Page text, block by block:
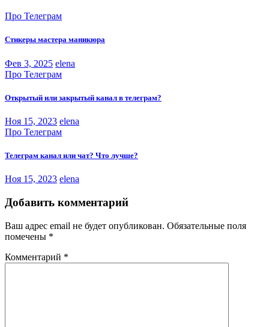
Про Телеграм
Стикеры мастера маникюра
Фев 3, 2025 elena
Про Телеграм
Открытый или закрытый канал в телеграм?
Ноя 15, 2023 elena
Про Телеграм
Телеграм канал или чат? Что лучше?
Ноя 15, 2023 elena
Добавить комментарий
Ваш адрес email не будет опубликован. Обязательные поля
помечены *
Комментарий *